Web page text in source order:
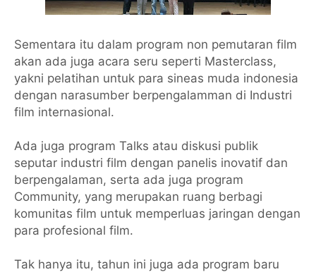
Sementara itu dalam program non pemutaran film
akan ada juga acara seru seperti Masterclass,
yakni pelatihan untuk para sineas muda indonesia
dengan narasumber berpengalamman di Industri
film internasional.
Ada juga program Talks atau diskusi publik
seputar industri film dengan panelis inovatif dan
berpengalaman, serta ada juga program
Community, yang merupakan ruang berbagi
komunitas film untuk memperluas jaringan dengan
para profesional film.
Tak hanya itu, tahun ini juga ada program baru